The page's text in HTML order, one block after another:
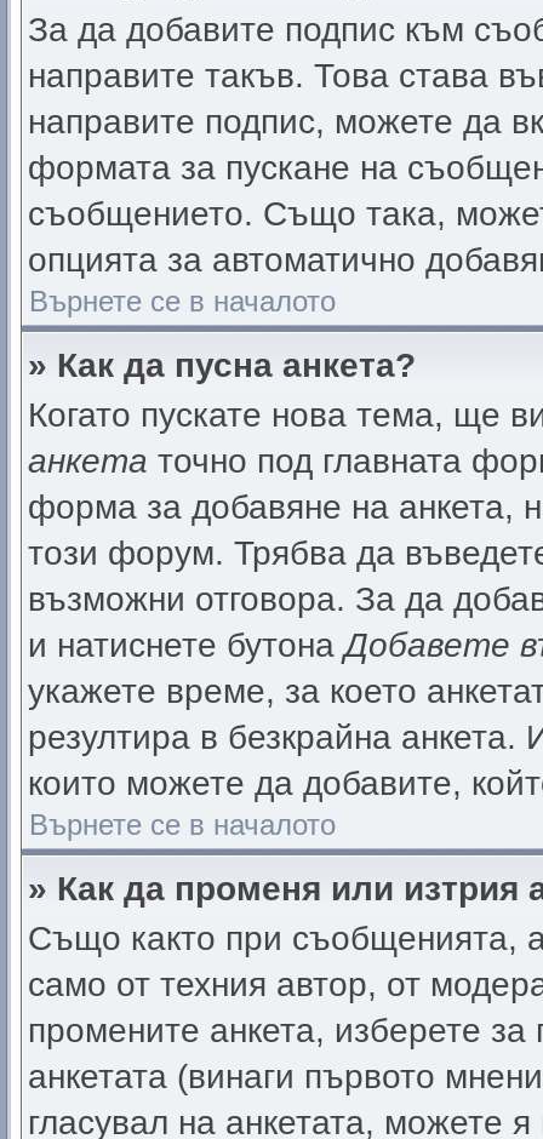
За да добавите подпис към
направите такъв. Това става
направите подпис, можете да
формата за пускане на
съобщението. Също така,
опцията за автоматично
Върнете се в началото
» Как да пусна анкета?
Когато пускате нова тема, ще
анкета точно под главната
форма за добавяне на анкета,
този форум. Трябва да
възможни отговора. За да
и натиснете бутонаДобавете
укажете време, за което
резултира в безкрайна
които можете да добавите,
Върнете се в началото
» Как да променя или изтрия
Също както при съобщенията,
само от техния автор, от
промените анкета, изберете
анкетата (винаги първото
гласувал на анкетата, можете